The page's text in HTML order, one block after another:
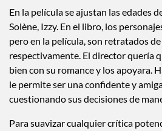
En la película se ajustan las edades
Solène, Izzy. En el libro, los
pero en la película, son retratados
respectivamente. El director quería
bien con su romance y los apoyara.
le permite ser una confidente y
cuestionando sus decisiones de
Para suavizar cualquier crítica